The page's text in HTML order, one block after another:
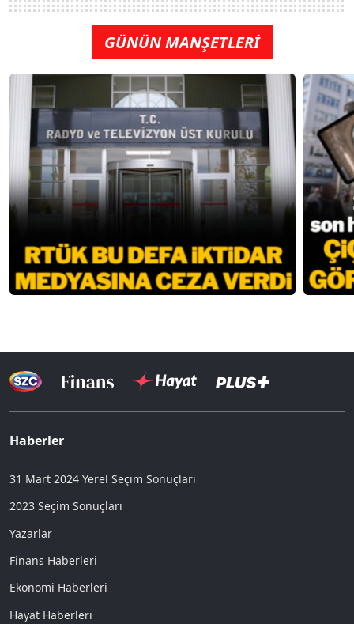
GÜNÜN MANŞETLERİ
Haberler
31 Mart 2024 Yerel Seçim Sonuçları
2023 Seçim Sonuçları
Yazarlar
Finans Haberleri
Ekonomi Haberleri
Hayat Haberleri